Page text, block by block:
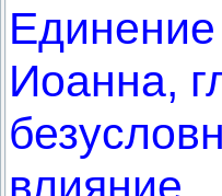
Иоанна,
влияние.